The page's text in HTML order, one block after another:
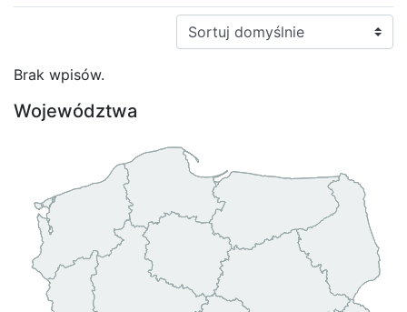
Sortuj:
Brak wpisów.
Województwa